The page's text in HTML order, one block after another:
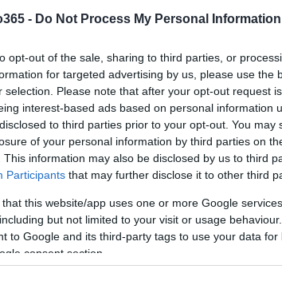
- Do Not Process My Personal Information
opt-out of the sale, sharing to third parties, or
for targeted advertising by us, please use the
selection. Please note that after your opt-out request
interest-based ads based on personal information
to third parties prior to your opt-out. You may
of your personal information by third parties on
This information may also be disclosed by us to third
Participants that may further disclose it to other third
that this website/app uses one or more Google
but not limited to your visit or usage
to Google and its third-party tags to use your data
consent section.
considerando a tendência crescente entre